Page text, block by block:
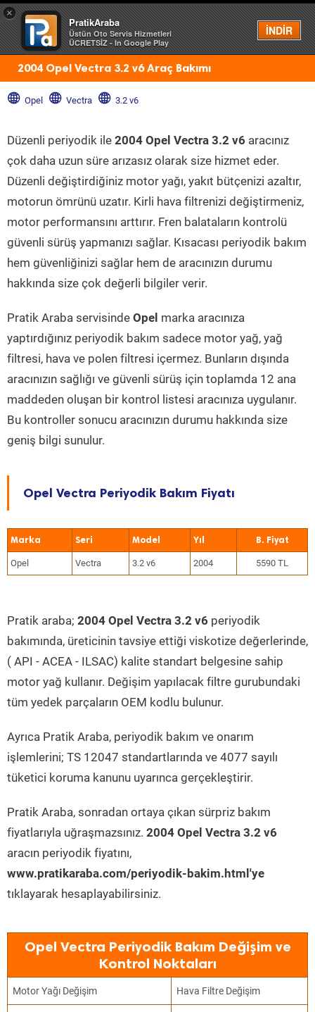
×
PratikAraba
Üstün Oto Servis Hizmetleri
ÜCRETSİZ - In Google Play
İNDİR
Menü
2004 Opel Vectra 3.2 v6 Araç Bakımı
Opel Vectra 3.2 v6
Düzenli periyodik ile 2004 Opel Vectra 3.2 v6 aracınız
çok daha uzun süre arızasız olarak size hizmet eder.
Düzenli değiştirdiğiniz motor yağı, yakıt bütçenizi azaltır,
motorun ömrünü uzatır. Kirli hava filtrenizi değiştirmeniz,
motor performansını arttırır. Fren balataların kontrolü
güvenli sürüş yapmanızı sağlar. Kısacası periyodik bakım
hem güvenliğinizi sağlar hem de aracınızın durumu
hakkında size çok değerli bilgiler verir.
Pratik Araba servisinde Opel marka aracınıza
yaptırdığınız periyodik bakım sadece motor yağ, yağ
filtresi, hava ve polen filtresi içermez. Bunların dışında
aracınızın sağlığı ve güvenli sürüş için toplamda 12 ana
maddeden oluşan bir kontrol listesi aracınıza uygulanır.
Bu kontroller sonucu aracınızın durumu hakkında size
geniş bilgi sunulur.
Opel Vectra Periyodik Bakım Fiyatı
Marka Seri Model Yıl
Opel Vectra 3.2 v6 2004 5590 TL
Pratik araba; 2004 Opel Vectra 3.2 v6 periyodik
bakımında, üreticinin tavsiye ettiği viskotize değerlerinde,
( API - ACEA - ILSAC) kalite standart belgesine sahip
motor yağ kullanır. Değişim yapılacak filtre gurubundaki
tüm yedek parçaların OEM kodlu bulunur.
Ayrıca Pratik Araba, periyodik bakım ve onarım
işlemlerini; TS 12047 standartlarında ve 4077 sayılı
tüketici koruma kanunu uyarınca gerçekleştirir.
Pratik Araba, sonradan ortaya çıkan sürpriz bakım
fiyatlarıyla uğraşmazsınız. 2004 Opel Vectra 3.2 v6
aracın periyodik fiyatını,
www.pratikaraba.com/periyodik-bakim.html'ye
tıklayarak hesaplayabilirsiniz.
Opel Vectra Periyodik Bakım Değişim ve
Kontrol Noktaları
Motor Yağı Değişim Hava Filtre Değişim